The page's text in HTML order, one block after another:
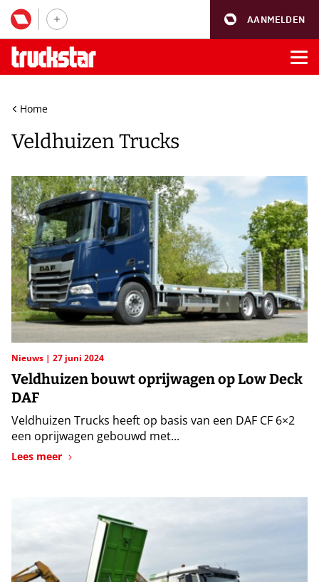
AANMELDEN
Home
Veldhuizen Trucks
Nieuws 27 juni 2024
Veldhuizen bouwt oprijwagen op Low Deck
DAF
Veldhuizen Trucks heeft op basis van een DAF CF 6×2
een oprijwagen gebouwd met...
Lees meer